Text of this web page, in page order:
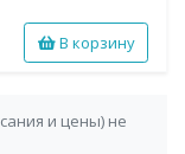
В корзину
и цены) не